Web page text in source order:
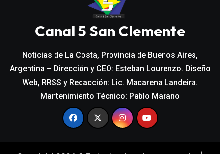
Canal 5 San Clemente
Noticias de La Costa, Provincia de Buenos Aires,
Argentina – Dirección y CEO: Esteban Lourenzo. Diseño
Web, RRSS y Redacción: Lic. Macarena Landeira.
Mantenimiento Técnico: Pablo Marano